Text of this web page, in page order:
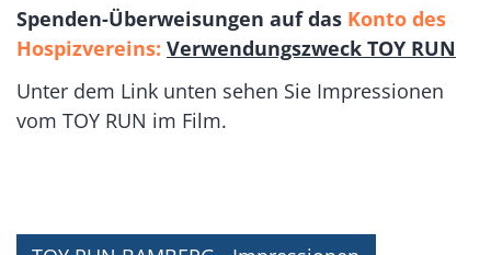
Spenden-Überweisungen auf das Konto des
Hospizvereins: Verwendungszweck TOY RUN
Unter dem Link unten sehen Sie Impressionen
vom TOY RUN im Film.